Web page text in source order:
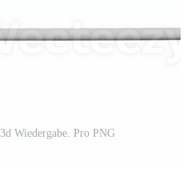
Wiedergabe. Pro PNG